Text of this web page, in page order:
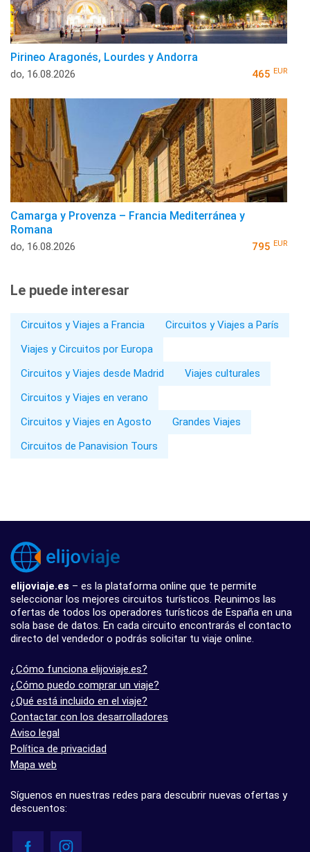
Pirineo Aragonés, Lourdes y Andorra
do, 16.08.2026 465 EUR
Camarga y Provenza – Francia Mediterránea y
Romana
do, 16.08.2026 795 EUR
Le puede interesar
Circuitos y Viajes a Francia
Circuitos y Viajes a París
Viajes y Circuitos por Europa
Circuitos y Viajes desde Madrid
Viajes culturales
Circuitos y Viajes en verano
Circuitos y Viajes en Agosto
Grandes Viajes
Circuitos de Panavision Tours
elijoviaje.es – es la plataforma online que te permite
seleccionar los mejores circuitos turísticos. Reunimos las
ofertas de todos los operadores turísticos de España en una
sola base de datos. En cada circuito encontrarás el contacto
directo del vendedor o podrás solicitar tu viaje online.
¿Cómo funciona elijoviaje.es?
¿Cómo puedo comprar un viaje?
¿Qué está incluido en el viaje?
Contactar con los desarrolladores
Aviso legal
Política de privacidad
Mapa web
Síguenos en nuestras redes para descubrir nuevas ofertas y
descuentos: